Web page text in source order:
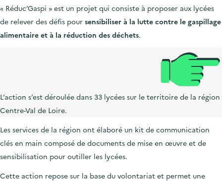
« Réduc’Gaspi » est un projet qui consiste à proposer aux lycées
de relever des défis pour sensibiliser à la lutte contre le gaspillage
alimentaire et à la réduction des déchets.
L’action s’est déroulée dans 33 lycées sur le territoire de la région
Centre-Val de Loire.
Les services de la région ont élaboré un kit de communication
clés en main composé de documents de mise en œuvre et de
sensibilisation pour outiller les lycées.
Cette action repose sur la base du volontariat et permet une